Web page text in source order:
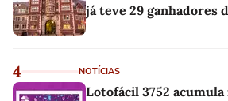
já teve 29 ganhadores
4 NOTÍCIAS
Lotofácil 3752